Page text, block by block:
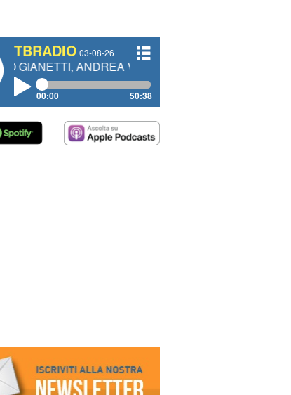
TBRADIO 03-08-26
ANDREA VENDRAME, FILIPPO FIORELLI
00:00 50:38